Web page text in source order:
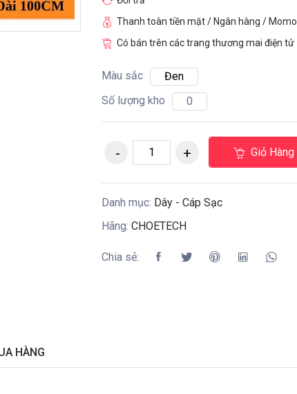
Thanh toàn tiền mặt / Ngân hàng / Momo
Có bán trên các trang thương mai điện tử
Màu sắc
Đen
Số lượng kho
0
Giỏ Hàng
Danh mục: Dây - Cáp Sạc
Hãng: CHOETECH
Chia sẻ:
HÀNG